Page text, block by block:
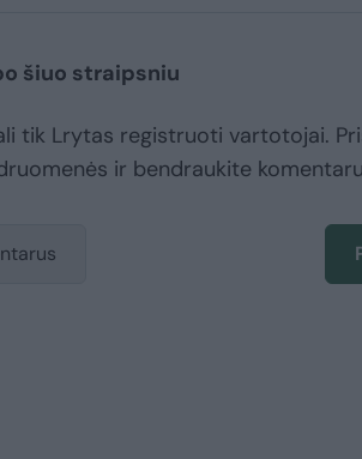
šiuo straipsniu
tik Lrytas registruoti vartotojai.
ir bendraukite